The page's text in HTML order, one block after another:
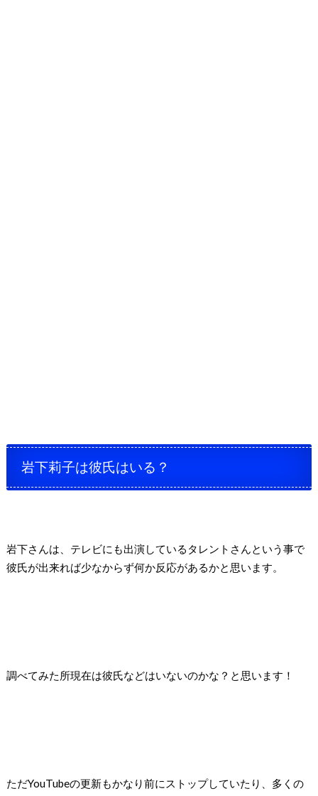
岩下莉子は彼氏はいる？
岩下さんは、テレビにも出演しているタレントさんという事で
彼氏が出来れば少なからず何か反応があるかと思います。
調べてみた所現在は彼氏などはいないのかな？と思います！
ただYouTubeの更新もかなり前にストップしていたり、多くの